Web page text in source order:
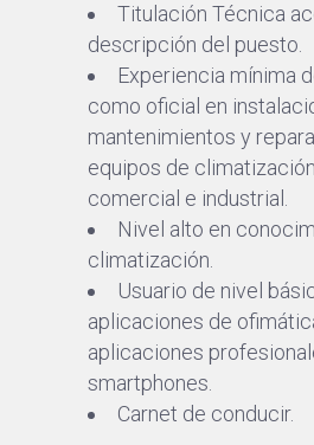
Titulación Técnica
descripción del puesto.
Experiencia mínima
como oficial en
mantenimientos y
equipos de
comercial e industrial.
Nivel alto en
climatización.
Usuario de nivel
aplicaciones de
aplicaciones
smartphones.
Carnet de conducir.